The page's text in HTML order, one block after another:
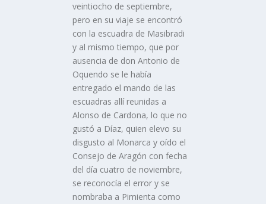
veintiocho de septiembre,
pero en su viaje se encontró
con la escuadra de Masibradi
y al mismo tiempo, que por
ausencia de don Antonio de
Oquendo se le habí­a
entregado el mando de las
escuadras allí­ reunidas a
Alonso de Cardona, lo que no
gustó a Dí­az, quien elevo su
disgusto al Monarca y oí­do el
Consejo de Aragón con fecha
del dí­a cuatro de noviembre,
se reconocí­a el error y se
nombraba a Pimienta como